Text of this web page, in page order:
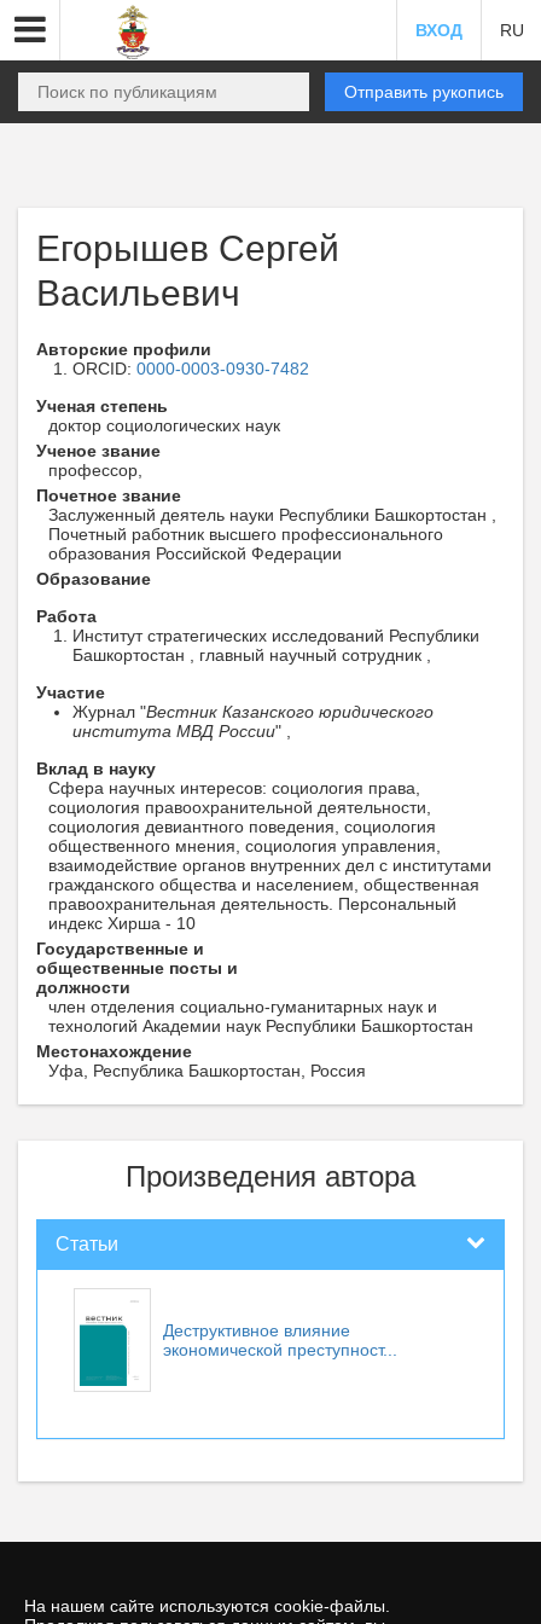
На нашем сайте используются cookie-файлы.
ВХОД RU
Отправить рукопись
Егорышев Сергей
Васильевич
Авторские профили
ORCID: 0000-0003-0930-7482
Ученая степень
доктор социологических наук
Ученое звание
профессор,
Почетное звание
Заслуженный деятель науки Республики Башкортостан ,
Почетный работник высшего профессионального
образования Российской Федерации
Образование
Работа
Институт стратегических исследований Республики
Башкортостан , главный научный сотрудник ,
Участие
Журнал "Вестник Казанского юридического
института МВД России" ,
Вклад в науку
Сфера научных интересов: социология права,
социология правоохранительной деятельности,
социология девиантного поведения, социология
общественного мнения, социология управления,
взаимодействие органов внутренних дел с институтами
гражданского общества и населением, общественная
правоохранительная деятельность. Персональный
индекс Хирша - 10
Государственные и
общественные посты и
должности
член отделения социально-гуманитарных наук и
технологий Академии наук Республики Башкортостан
Местонахождение
Уфа, Республика Башкортостан, Россия
Произведения автора
Статьи
Деструктивное влияние
экономической преступност...